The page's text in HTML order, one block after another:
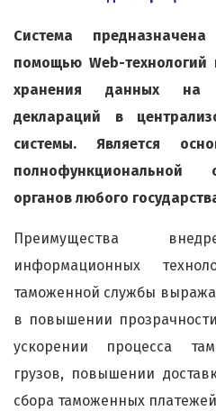
Система
помощью Web-
хранения данных на
деклараций в
системы. Является
полнофункциональной
органов любого
Преимущества
информационных
таможенной службы
в повышении
ускорении процесса
грузов, повышении
сбора таможенных